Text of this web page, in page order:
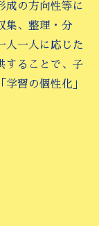
成の方向性等に
集、整理・分
人一人に応じた
することで、子
習の個性化」